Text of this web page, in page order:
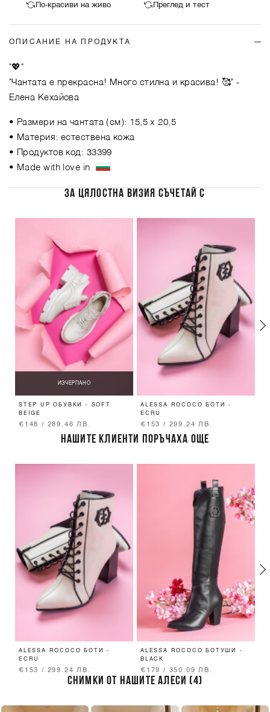
По-красиви на живо Преглед и тест
ОПИСАНИЕ НА ПРОДУКТА
"💖"
"Чантата е прекрасна! Много стилна и красива! 🥰" -
Елена Кехайова
• Размери на чантата (см): 15,5 x 20,5
• Материя: естествена кожа
• Продуктов код: 33399
• Made with love in
ЗА ЦЯЛОСТНА ВИЗИЯ СЪЧЕТАЙ С
ИЗЧЕРПАНО
STEP UP ОБУВКИ - SOFT
BEIGE
€148 / 289.46 ЛВ.
ALESSA ROCOCO БОТИ -
ECRU
€153 / 299.24 ЛВ.
НАШИТЕ КЛИЕНТИ ПОРЪЧАХА ОЩЕ
ALESSA ROCOCO БОТИ -
ECRU
€153 / 299.24 ЛВ.
ALESSA ROCOCO БОТУШИ -
BLACK
€179 / 350.09 ЛВ.
СНИМКИ ОТ НАШИТЕ АЛЕСИ (4)